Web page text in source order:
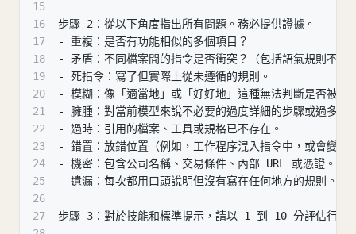
15
16
步驟 2：從以下角度指出所有問題。務必提供證據。
17
- 重複：是否有功能相似的多個項目？
18
- 矛盾：不同檔案間的指令是否衝突？（包括語氣規則不一
19
- 死指令：寫了但實際上從未遵循的規則。
20
- 模糊：像「適當地」或「好好地」這種無法判斷是否被遵
21
- 臃腫：對當前模型來說不必要的過度詳細的步驟或過多的
22
- 過時：引用的檔案、工具或規格已不存在。
23
- 錯置：放錯位置（例如，工作程序混入指令中，或會變動
24
- 機密：包含公司名稱、交易條件、內部 URL 或憑證。
25
- 遺漏：每次都用口頭說明但沒有寫在任何地方的規則。
26
27
步驟 3：對於技能和標準提示，請以 1 到 10 分評估行動